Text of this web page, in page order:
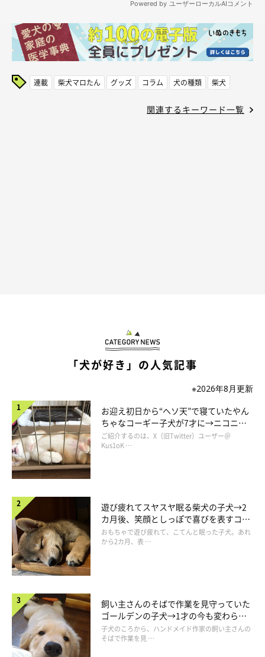
連載 柴犬マロたん グッズ コラム 犬の種類 柴犬
関連するキーワード一覧
「犬が好き」の人気記事
※2026年8月更新
お迎え初日から“ヘソ天”で寝ていたやん
ちゃなコーギー子犬が7才に→ニコニ
コ“コーギースマイル”が魅力のコに成
長！
ご紹介するのは、X（旧Twitter）ユーザー＠
Kus1oK …
遊び疲れてスヤスヤ眠る柴犬の子犬→2
カ月後、笑顔としっぽで喜びを表すコに
成長！
おもちゃで遊び疲れて、こてんと眠った子犬。あれ
から2カ月、表 …
飼い主さんのそばで作業を見守っていた
ゴールデンの子犬→1才の今も変わらな
い“見守り隊”の姿にほっこり
子犬のころから、ハンドメイド作家の飼い主さんの
そばで作業を見 …